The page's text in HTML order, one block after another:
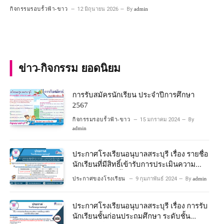
กิจกรรมรอบรั้วฟ้า-ขาว 12 มิถุนายน 2026 By admin
ข่าว-กิจกรรม ยอดนิยม
การรับสมัครนักเรียน ประจำปีการศึกษา
2567
กิจกรรมรอบรั้วฟ้า-ขาว 15 มกราคม 2024 By
admin
ประกาศโรงเรียนอนุบาลสระบุรี เรื่อง รายชื่อ
นักเรียนที่มีสิทธิ์เข้ารับการประเมินความ
พร้อมเข้าเรียนชั้นประถมศึกษาปีที่ 1
ประกาศของโรงเรียน 9 กุมภาพันธ์ 2024 By admin
ประกาศโรงเรียนอนุบาลสระบุรี เรื่อง การรับ
นักเรียนชั้นก่อนประถมศึกษา ระดับชั้น